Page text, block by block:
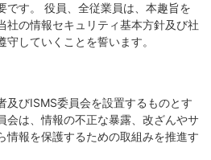
です。 役員、全従業員は、本趣旨を
社の情報セキュリティ基本方針及び社
していくことを誓います。
及びISMS委員会を設置するものとす
会は、情報の不正な暴露、改ざんやサ
情報を保護するための取組みを推進す